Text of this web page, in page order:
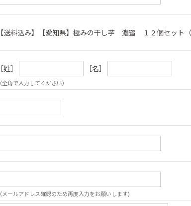
【送料込み】【愛知県】極みの干し芋 濃蜜 １２個セット
［姓］ ［名］
（全角で入力してください）
（メールアドレス確認のため再度入力をお願いします)